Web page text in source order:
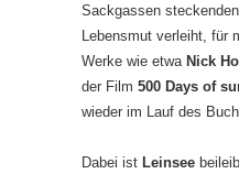
Sackgassen
Lebensmut verleiht, für
Werke wie etwa Nick
der Film 500 Days of
wieder im Lauf des
Dabei ist Leinsee